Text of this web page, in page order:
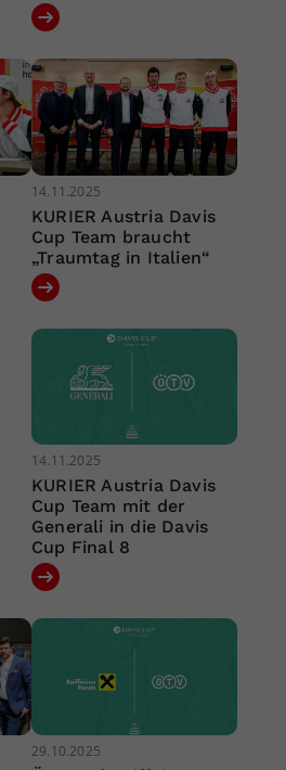
14.11.2025
KURIER Austria Davis
Cup Team braucht
„Traumtag in Italien“
14.11.2025
KURIER Austria Davis
Cup Team mit der
Generali in die Davis
Cup Final 8
29.10.2025